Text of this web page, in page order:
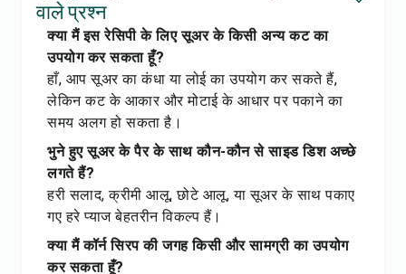
वाले प्रश्न
क्या मैं इस रेसिपी के लिए सूअर के किसी अन्य कट का
उपयोग कर सकता हूँ?
हाँ, आप सूअर का कंधा या लोई का उपयोग कर सकते हैं,
लेकिन कट के आकार और मोटाई के आधार पर पकाने का
समय अलग हो सकता है।
भुने हुए सूअर के पैर के साथ कौन-कौन से साइड डिश अच्छे
लगते हैं?
हरी सलाद, क्रीमी आलू, छोटे आलू, या सूअर के साथ पकाए
गए हरे प्याज बेहतरीन विकल्प हैं।
क्या मैं कॉर्न सिरप की जगह किसी और सामग्री का उपयोग
कर सकता हूँ?